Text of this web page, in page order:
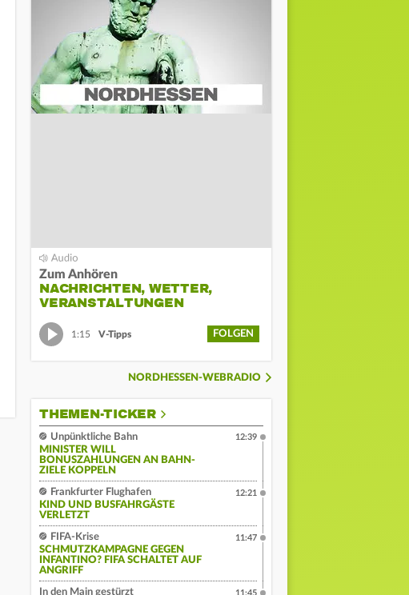
Zum Anhören
NACHRICHTEN, WETTER,
VERANSTALTUNGEN
1:15 V-Tipps FOLGEN
NORDHESSEN-WEBRADIO
THEMEN-TICKER
Unpünktliche Bahn
MINISTER WILL
BONUSZAHLUNGEN AN BAHN-
ZIELE KOPPELN
12:39
Frankfurter Flughafen
KIND UND BUSFAHRGÄSTE
VERLETZT
12:21
FIFA-Krise
SCHMUTZKAMPAGNE GEGEN
INFANTINO? FIFA SCHALTET AUF
ANGRIFF
11:47
In den Main gestürzt
11:45